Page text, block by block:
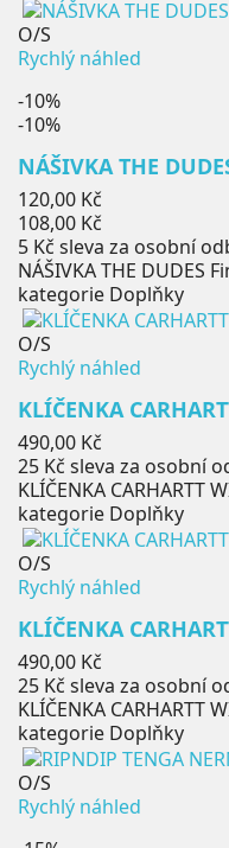
O/S
Rychlý náhled
-10%
-10%
NÁŠIVKA THE
Běžná
cena
120,00 Kč
Cena
108,00 Kč
5 Kč sleva za osobní
NÁŠIVKA THE DUDES
kategorie Doplňky
O/S
Rychlý náhled
KLÍČENKA
Cena
490,00 Kč
25 Kč sleva za osobní
KLÍČENKA CARHARTT
kategorie Doplňky
O/S
Rychlý náhled
KLÍČENKA
Cena
490,00 Kč
25 Kč sleva za osobní
KLÍČENKA CARHARTT
kategorie Doplňky
O/S
Rychlý náhled